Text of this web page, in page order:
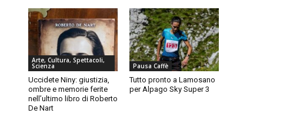
Arte, Cultura, Spettacoli,
Scienza
Uccidete Niny: giustizia,
ombre e memorie ferite
nell’ultimo libro di Roberto
De Nart
Pausa Caffè
Tutto pronto a Lamosano
per Alpago Sky Super 3